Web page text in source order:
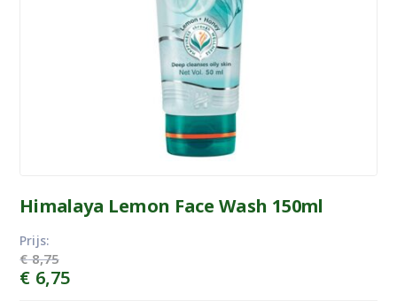
Himalaya Lemon Face Wash 150ml
Prijs:
€8,75
Oorspronkelijke
€ 6,75Huidige